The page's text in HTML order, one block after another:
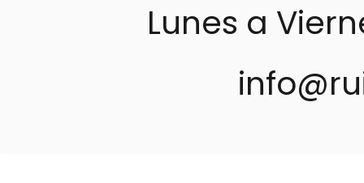
Lunes a